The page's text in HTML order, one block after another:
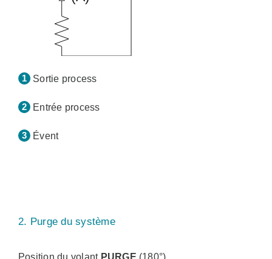
Sortie process
Entrée process
Évent
2. Purge du système